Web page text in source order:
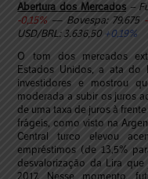
Abertura dos Mercados–
-0,15% — Bovespa: 79.675
USD/BRL: 3.636,50 +0,19%
O tom dos mercados
Estados Unidos, a ata do
investidores e mostrou
moderada a subir os juros
de uma taxa de juros à
frágeis, como visto na
Central turco elevou
empréstimos (de 13,5%
desvalorização da Lira
2017. Nesse momento,